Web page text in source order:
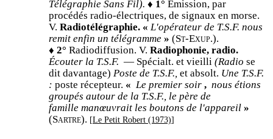
Télégraphie Sans Fil). ♦ 1° Émission, par
procédés radio-électriques, de signaux en morse.
V. Radiotélégraphie. « L'opérateur de T.S.F. nous
remit enfin un télégramme » (St-Exup.).
♦ 2° Radiodiffusion. V. Radiophonie, radio.
Écouter la T.S.F. — Spécialt. et vieilli (Radio se
dit davantage) Poste de T.S.F., et absolt. Une T.S.F.
: poste récepteur. « Le premier soir , nous étions
groupés autour de la T.S.F., le père de
famille manœuvrait les boutons de l'appareil »
(Sartre). [Le Petit Robert (1973)]